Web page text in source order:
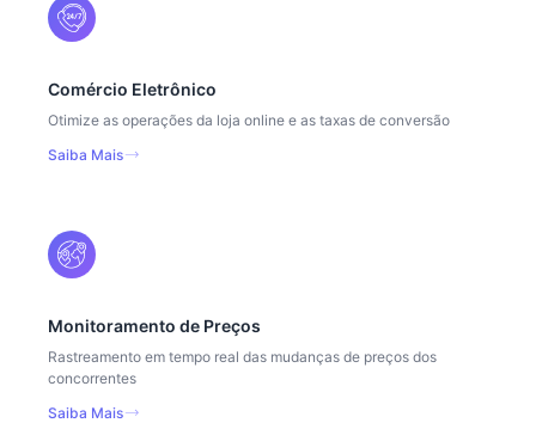
Comércio Eletrônico
Otimize as operações da loja online e as taxas de conversão
Saiba Mais
Monitoramento de Preços
Rastreamento em tempo real das mudanças de preços dos
concorrentes
Saiba Mais